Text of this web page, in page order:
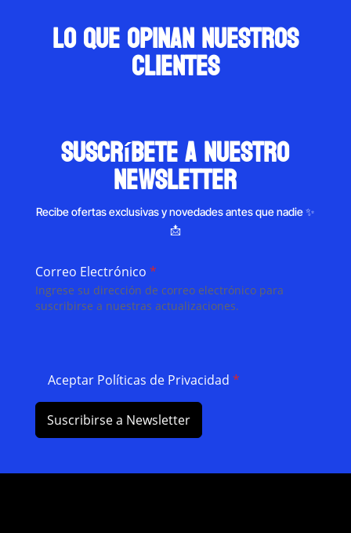
Lo que opinan nuestros
clientes
suscríbete a nuestro
newsletter
Recibe ofertas exclusivas y novedades antes que nadie ✨
📩
Correo Electrónico *
Ingrese su dirección de correo electrónico para
suscribirse a nuestras actualizaciones.
Aceptar Políticas de Privacidad *
Suscribirse a Newsletter